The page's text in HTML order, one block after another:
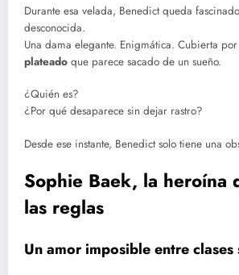
Durante esa velada, Benedict queda
desconocida.
Una dama elegante. Enigmática. Cubierta
plateado que parece sacado de un sueño.
¿Quién es?
¿Por qué desaparece sin dejar rastro?
Desde ese instante, Benedict solo tiene una
Sophie Baek, la heroína
las reglas
Un amor imposible entre clases